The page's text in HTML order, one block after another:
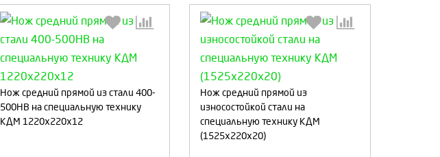
Нож средний прямой из стали 400-
500HB на специальную технику
КДМ 1220х220х12
Выберите количество:
Нож средний прямой из
износостойкой стали на
специальную технику КДМ
(1525х220х20)
Выберите количество: